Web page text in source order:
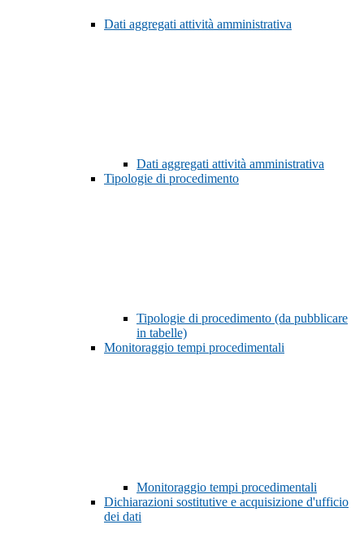
Dati aggregati attività amministrativa
Dati aggregati attività amministrativa
Tipologie di procedimento
Tipologie di procedimento (da pubblicare
in tabelle)
Monitoraggio tempi procedimentali
Monitoraggio tempi procedimentali
Dichiarazioni sostitutive e acquisizione d'ufficio
dei dati